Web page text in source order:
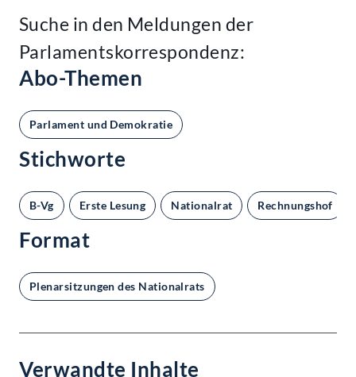
Suche in den Meldungen der
Parlamentskorrespondenz:
Abo-Themen
Parlament und Demokratie
Stichworte
B-Vg Erste Lesung Nationalrat Rechnungshof
Format
Plenarsitzungen des Nationalrats
Verwandte Inhalte